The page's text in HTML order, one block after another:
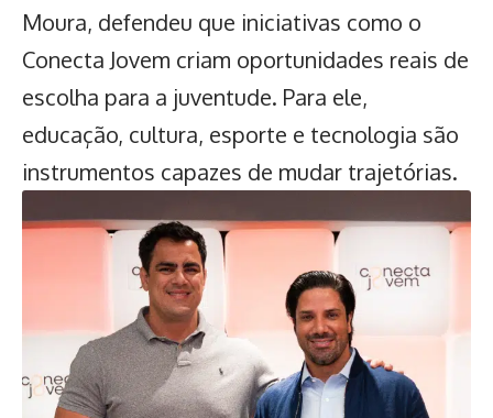
Moura, defendeu que iniciativas como o
Conecta Jovem criam oportunidades reais de
escolha para a juventude. Para ele,
educação, cultura, esporte e tecnologia são
instrumentos capazes de mudar trajetórias.